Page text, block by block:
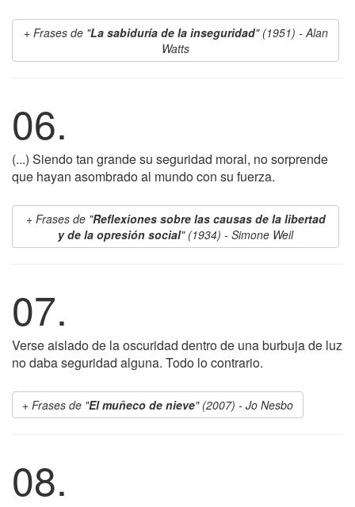
Frases de "La sabiduría de la inseguridad" (1951) - Alan
Watts
06.
(...) Siendo tan grande su seguridad moral, no sorprende
que hayan asombrado al mundo con su fuerza.
Frases de "Reflexiones sobre las causas de la libertad
y de la opresión social" (1934) - Simone Weil
07.
Verse aislado de la oscuridad dentro de una burbuja de luz
no daba seguridad alguna. Todo lo contrario.
Frases de "El muñeco de nieve" (2007) - Jo Nesbo
08.